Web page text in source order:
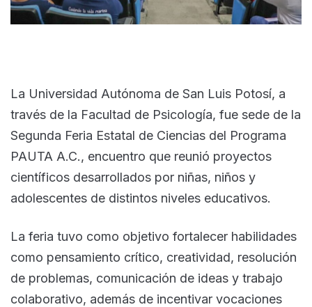
La Universidad Autónoma de San Luis Potosí, a
través de la Facultad de Psicología, fue sede de la
Segunda Feria Estatal de Ciencias del Programa
PAUTA A.C., encuentro que reunió proyectos
científicos desarrollados por niñas, niños y
adolescentes de distintos niveles educativos.
La feria tuvo como objetivo fortalecer habilidades
como pensamiento crítico, creatividad, resolución
de problemas, comunicación de ideas y trabajo
colaborativo, además de incentivar vocaciones